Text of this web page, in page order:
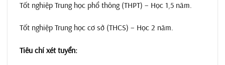
Tốt nghiệp Trung học phổ thông (THPT) – Học 1,5 năm.
Tốt nghiệp Trung học cơ sở (THCS) – Học 2 năm.
Tiêu chí xét tuyển: